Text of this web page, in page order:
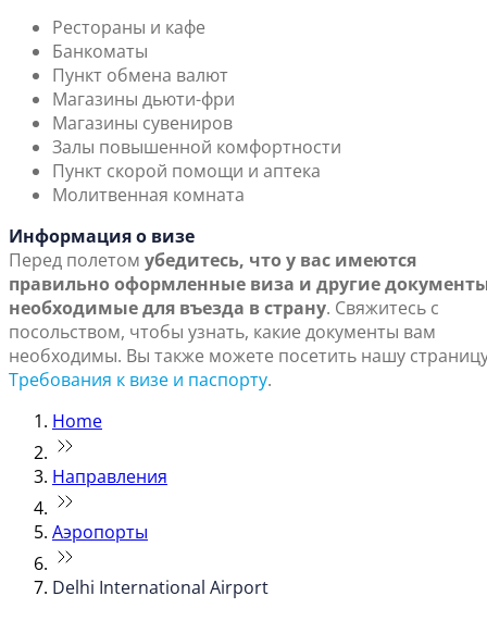
Рестораны и кафе
Банкоматы
Пункт обмена валют
Магазины дьюти-фри
Магазины сувениров
Залы повышенной комфортности
Пункт скорой помощи и аптека
Молитвенная комната
Информация о визе
Перед полетом убедитесь, что у вас имеются
правильно оформленные виза и другие
необходимые для въезда в страну. Свяжитесь с
посольством, чтобы узнать, какие документы вам
необходимы. Вы также можете посетить нашу
Требования к визе и паспорту.
Home
Направления
Аэропорты
Delhi International Airport